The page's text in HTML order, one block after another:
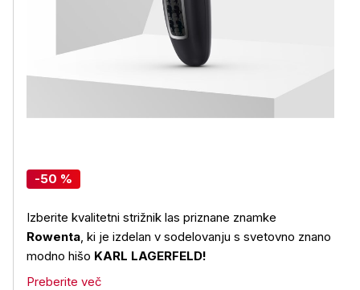
-50 %
Izberite kvalitetni strižnik las priznane znamke
Rowenta , ki je izdelan v sodelovanju s svetovno znano
modno hišo KARL LAGERFELD!
Preberite več